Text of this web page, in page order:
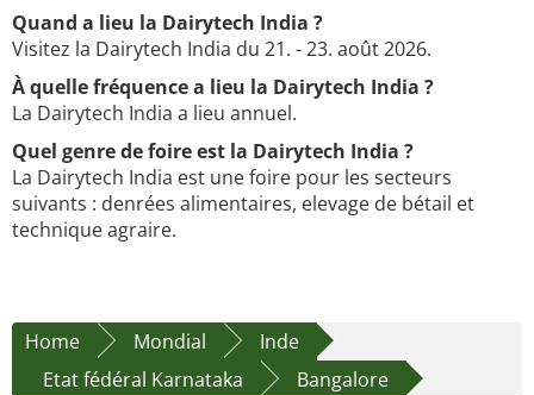
Quand a lieu la Dairytech India ?
Visitez la Dairytech India du 21. - 23. août 2026.
À quelle fréquence a lieu la Dairytech India ?
La Dairytech India a lieu annuel.
Quel genre de foire est la Dairytech India ?
La Dairytech India est une foire pour les secteurs
suivants : denrées alimentaires, elevage de bétail et
technique agraire.
Home Mondial
Inde
Etat fédéral Karnataka
Bangalore